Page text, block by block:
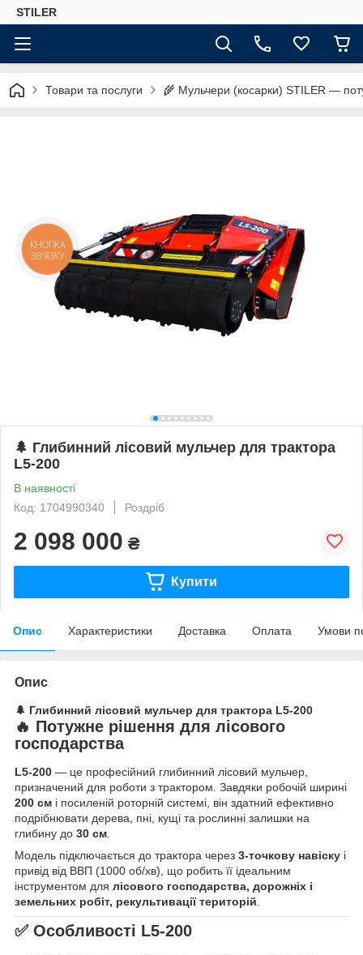
STILER
Товари та послуги 🌾 Мульчери (косарки) STILER —
🌲 Глибинний лісовий мульчер для трактора
L5-200
В наявності
Код: 1704990340
Роздріб
2 098 000 ₴
Купити
Опис Характеристики Доставка Оплата Умови
Опис
🌲 Глибинний лісовий мульчер для трактора L5-200
🔥 Потужне рішення для лісового
господарства
L5-200 — це професійний глибинний лісовий мульчер,
призначений для роботи з трактором. Завдяки робочій ширині
200 см і посиленій роторній системі, він здатний ефективно
подрібнювати дерева, пні, кущі та рослинні залишки на
глибину до 30 см.
Модель підключається до трактора через 3-точкову навіску і
привід від ВВП (1000 об/хв), що робить її ідеальним
інструментом для лісового господарства, дорожніх і
земельних робіт, рекультивації територій.
✅ Особливості L5-200
КНОПКА
ЗВ'ЯЗКУ